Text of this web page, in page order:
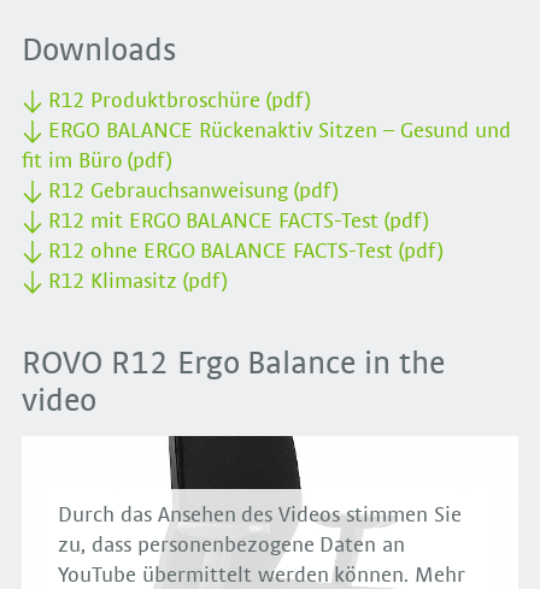
Downloads
R12 Produktbroschüre (pdf)
ERGO BALANCE Rückenaktiv Sitzen – Gesund und
fit im Büro (pdf)
R12 Gebrauchsanweisung (pdf)
R12 mit ERGO BALANCE FACTS-Test (pdf)
R12 ohne ERGO BALANCE FACTS-Test (pdf)
R12 Klimasitz (pdf)
ROVO R12 Ergo Balance in the
video
Durch das Ansehen des Videos stimmen Sie
zu, dass personenbezogene Daten an
YouTube übermittelt werden können. Mehr